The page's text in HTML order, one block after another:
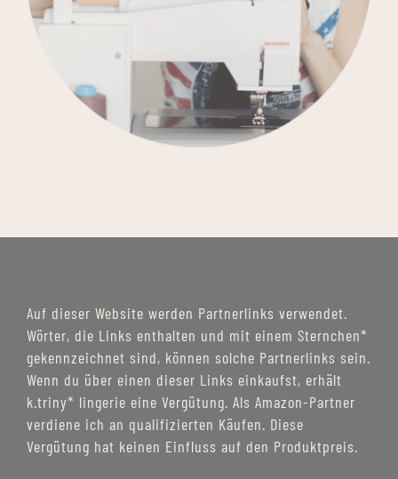
Auf dieser Website werden Partnerlinks verwendet.
Wörter, die Links enthalten und mit einem Sternchen*
gekennzeichnet sind, können solche Partnerlinks sein.
Wenn du über einen dieser Links einkaufst, erhält
k.triny* lingerie eine Vergütung. Als Amazon-Partner
verdiene ich an qualifizierten Käufen. Diese
Vergütung hat keinen Einfluss auf den Produktpreis.